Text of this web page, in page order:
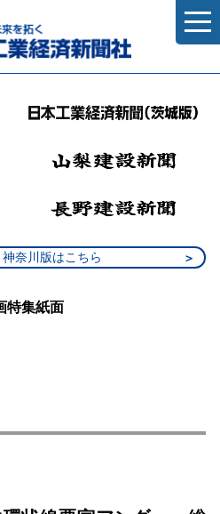
奈川版はこちら
特集紙面